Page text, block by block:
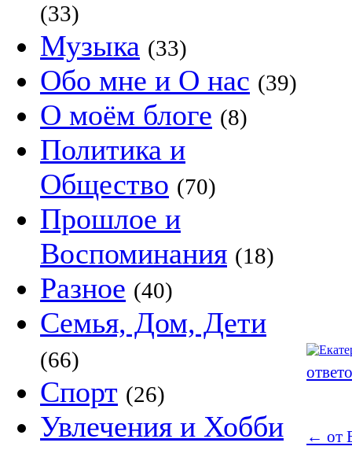
(33)
Музыка (33)
Обо мне и О нас (39)
О моём блоге (8)
Политика и
Общество (70)
Прошлое и
Воспоминания (18)
Разное (40)
Семья, Дом, Дети
(66)
Спорт (26)
Увлечения и Хобби ← от